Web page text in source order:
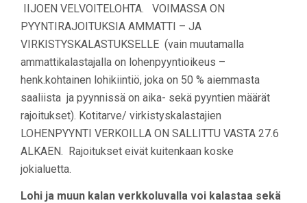
IIJOEN VELVOITELOHTA. VOIMASSA ON
PYYNTIRAJOITUKSIA AMMATTI – JA
VIRKISTYSKALASTUKSELLE (vain muutamalla
ammattikalastajalla on lohenpyyntioikeus –
henk.kohtainen lohikiintiö, joka on 50 % aiemmasta
saaliista ja pyynnissä on aika- sekä pyyntien määrät
rajoitukset). Kotitarve/ virkistyskalastajien
LOHENPYYNTI VERKOILLA ON SALLITTU VASTA 27.6
ALKAEN. Rajoitukset eivät kuitenkaan koske
jokialuetta.
Lohi ja muun kalan verkkoluvalla voi kalastaa sekä